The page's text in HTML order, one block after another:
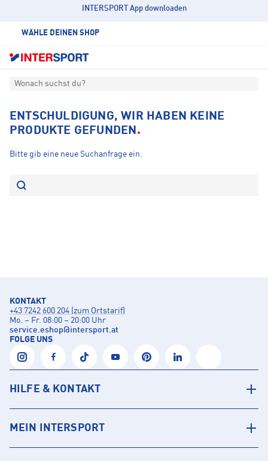
INTERSPORT App downloaden
WÄHLE DEINEN SHOP
Wonach suchst du?
ENTSCHULDIGUNG, WIR HABEN KEINE
PRODUKTE GEFUNDEN
Bitte gib eine neue Suchanfrage ein.
KONTAKT
+43 7242 600 204 (zum Ortstarif)
Mo. – Fr. 08:00 – 20:00 Uhr
service.eshop@intersport.at
FOLGE UNS
HILFE & KONTAKT
MEIN INTERSPORT